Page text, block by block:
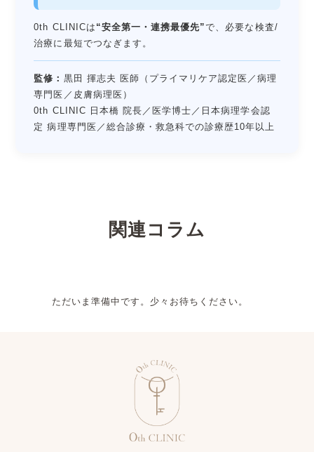
0th CLINICは “安全第一・連携最優先”で、必要な検査/
治療に最短でつなぎます。
監修： 黒田 揮志夫 医師（プライマリケア認定医／病理
専門医／皮膚病理医）
0th CLINIC 日本橋 院長／医学博士／日本病理学会認
定 病理専門医／総合診療・救急科での診療歴10年以上
関連コラム
ただいま準備中です。少々お待ちください。